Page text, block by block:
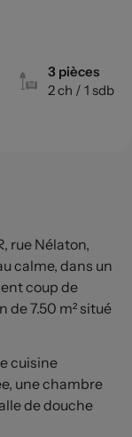
3 pièces
2 ch / 1 sdb
rue Nélaton,
calme, dans un
coup de
de 7.50 m² situé
cuisine
une chambre
de douche